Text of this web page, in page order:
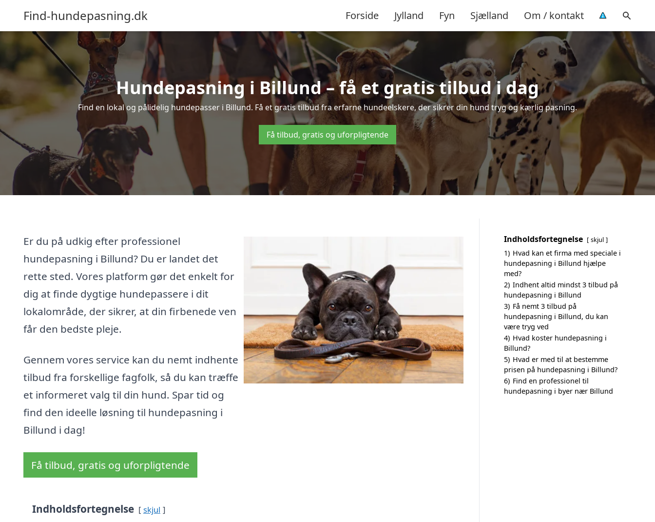
Find-hundepasning.dk Forside Jylland Fyn Sjælland Om / kontakt
Hundepasning i Billund – få et gratis tilbud i dag
Find en lokal og pålidelig hundepasser i Billund. Få et gratis tilbud fra erfarne hundeelskere, der sikrer din hund tryg og kærlig pasning.
Få tilbud, gratis og uforpligtende
Er du på udkig efter professionel
hundepasning i Billund? Du er landet det
rette sted. Vores platform gør det enkelt for
dig at finde dygtige hundepassere i dit
lokalområde, der sikrer, at din firbenede ven
får den bedste pleje.
Gennem vores service kan du nemt indhente
tilbud fra forskellige fagfolk, så du kan træffe
et informeret valg til din hund. Spar tid og
find den ideelle løsning til hundepasning i
Billund i dag!
Få tilbud, gratis og uforpligtende
Indholdsfortegnelse skjul
Indholdsfortegnelse skjul
1) Hvad kan et firma med speciale i
hundepasning i Billund hjælpe
med?
2) Indhent altid mindst 3 tilbud på
hundepasning i Billund
3) Få nemt 3 tilbud på
hundepasning i Billund, du kan
være tryg ved
4) Hvad koster hundepasning i
Billund?
5) Hvad er med til at bestemme
prisen på hundepasning i Billund?
6) Find en professionel til
hundepasning i byer nær Billund